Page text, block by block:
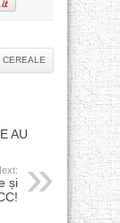
CEREALE
AU
și